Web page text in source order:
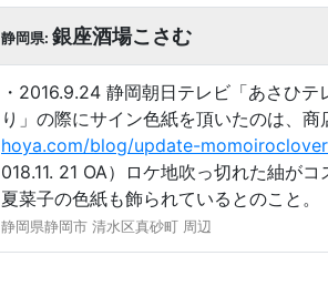
静岡県: 銀座酒場こさむ
・2016.9.24 静岡朝日テレビ「あさひ
り」の際にサイン色紙を頂いたのは、
hoya.com/blog/update-
018.11. 21 OA）ロケ地吹っ切れた紬が
夏菜子の色紙も飾られているとのこと。
静岡県静岡市 清水区真砂町 周辺